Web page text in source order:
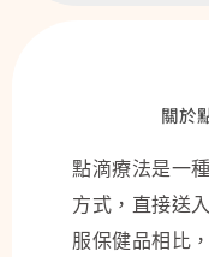
關於
點滴療法是一
方式，直接送
服保健品相比